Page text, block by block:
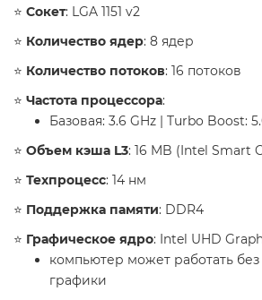
​⭐️ Сокет: LGA 1151 v2
⭐️ Количество ядер: 8 ядер
⭐️ Количество потоков: 16 потоков
⭐️ Частота процессора:
Базовая: 3.6 GHz | Turbo Boost:
⭐️ Объем кэша L3: 16 MB (Intel Smart
⭐️ Техпроцесс: 14 нм
⭐️ Поддержка памяти: DDR4
⭐️ Графическое ядро: Intel UHD
компьютер может работать
графики